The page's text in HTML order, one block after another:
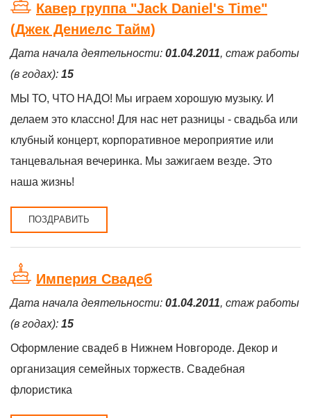
Кавер группа "Jack Daniel's Time"
(Джек Дениелс Тайм)
Дата начала деятельности: 01.04.2011, стаж работы
(в годах): 15
МЫ ТО, ЧТО НАДО! Мы играем хорошую музыку. И
делаем это классно! Для нас нет разницы - свадьба или
клубный концерт, корпоративное мероприятие или
танцевальная вечеринка. Мы зажигаем везде. Это
наша жизнь!
ПОЗДРАВИТЬ
Империя Свадеб
Дата начала деятельности: 01.04.2011, стаж работы
(в годах): 15
Оформление свадеб в Нижнем Новгороде. Декор и
организация семейных торжеств. Свадебная
флористика